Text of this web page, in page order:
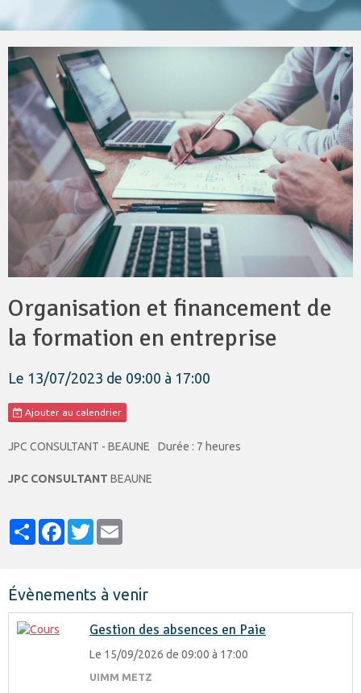
Organisation et financement de
la formation en entreprise
Le 13/07/2023 de 09:00 à 17:00
Ajouter au calendrier
JPC CONSULTANT - BEAUNE Durée : 7 heures
JPC CONSULTANT BEAUNE
PartagerFacebook
Twitter
Évènements à venir
Gestion des absences en Paie
Le 15/09/2026 de 09:00 à 17:00
UIMM METZ